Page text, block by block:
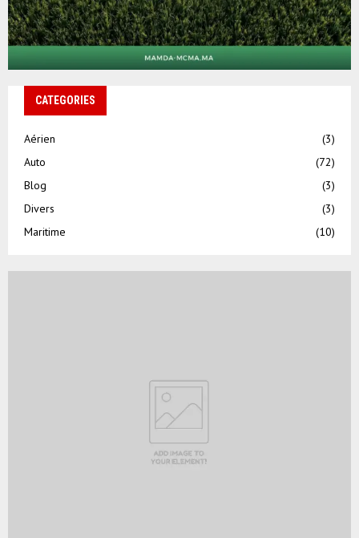
CATEGORIES
Aérien
(3)
Auto
(72)
Blog
(3)
Divers
(3)
Maritime
(10)